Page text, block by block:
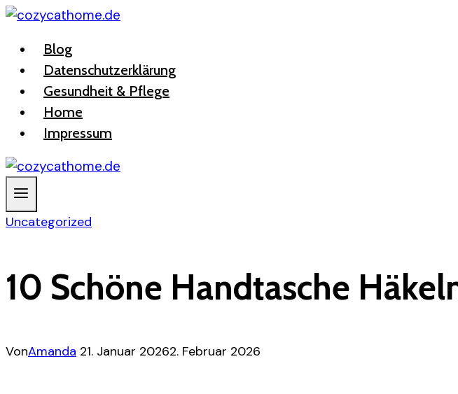
Zum
springenBlog
Datenschutzerklärung
Gesundheit & Pflege
Home
Impressum
Uncategorized
10 Schöne Handtasche
VonAmanda 21. Januar 20262. Februar 2026